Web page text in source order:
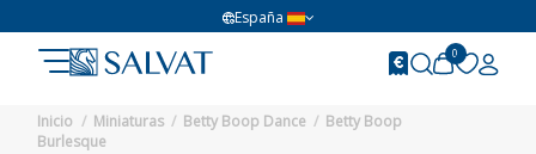
España
0
Inicio Miniaturas Betty Boop Dance
Betty Boop
Burlesque